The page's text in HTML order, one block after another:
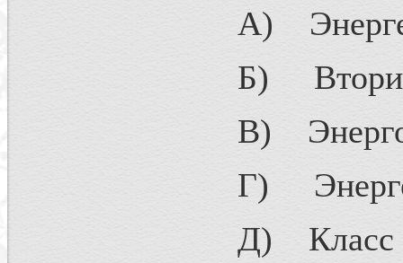
А)
Б)
В)
Г)
Д) Класс